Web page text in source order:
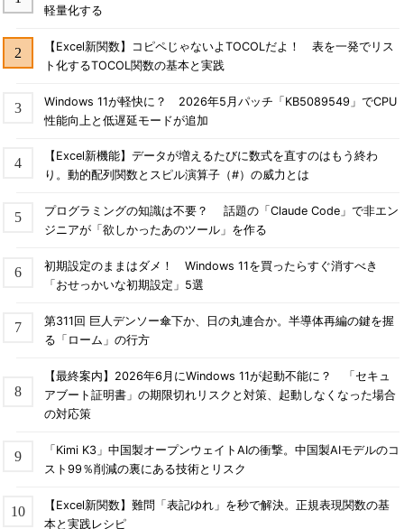
軽量化する
【Excel新関数】コピペじゃないよTOCOLだよ！ 表を一発でリス
ト化するTOCOL関数の基本と実践
Windows 11が軽快に？ 2026年5月パッチ「KB5089549」でCPU
性能向上と低遅延モードが追加
【Excel新機能】データが増えるたびに数式を直すのはもう終わ
り。動的配列関数とスピル演算子（#）の威力とは
プログラミングの知識は不要？ 話題の「Claude Code」で非エン
ジニアが「欲しかったあのツール」を作る
初期設定のままはダメ！ Windows 11を買ったらすぐ消すべき
「おせっかいな初期設定」5選
第311回 巨人デンソー傘下か、日の丸連合か。半導体再編の鍵を握
る「ローム」の行方
【最終案内】2026年6月にWindows 11が起動不能に？ 「セキュ
アブート証明書」の期限切れリスクと対策、起動しなくなった場合
の対応策
「Kimi K3」中国製オープンウェイトAIの衝撃。中国製AIモデルのコ
スト99％削減の裏にある技術とリスク
【Excel新関数】難問「表記ゆれ」を秒で解決。正規表現関数の基
本と実践レシピ